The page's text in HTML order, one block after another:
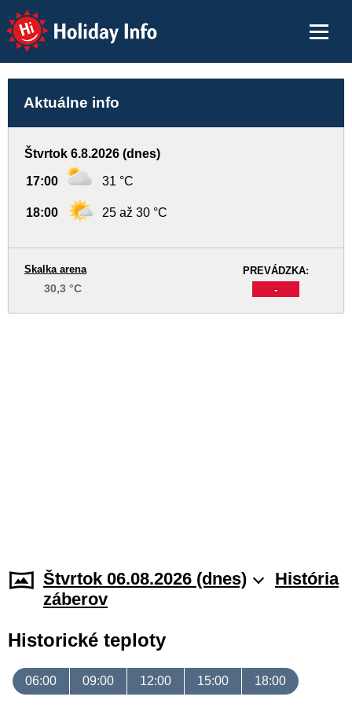
Holiday Info
Aktuálne info
Štvrtok 6.8.2026 (dnes)
17:00 31 °C
18:00 25 až 30 °C
PREVÁDZKA:
-
Skalka arena
30,3 °C
Štvrtok 06.08.2026 (dnes)
História
záberov
Historické teploty
06:00 09:00 12:00 15:00 18:00